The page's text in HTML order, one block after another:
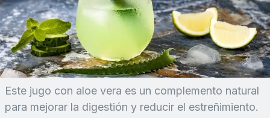
Este jugo con aloe vera es un complemento natural
para mejorar la digestión y reducir el estreñimiento.